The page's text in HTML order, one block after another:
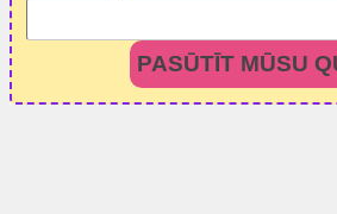
PASŪTĪT MŪSU